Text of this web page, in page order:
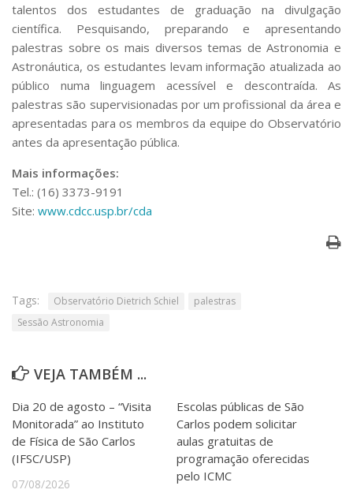
talentos dos estudantes de graduação na divulgação
científica. Pesquisando, preparando e apresentando
palestras sobre os mais diversos temas de Astronomia e
Astronáutica, os estudantes levam informação atualizada ao
público numa linguagem acessível e descontraída. As
palestras são supervisionadas por um profissional da área e
apresentadas para os membros da equipe do Observatório
antes da apresentação pública.
Mais informações:
Tel.: (16) 3373-9191
Site: www.cdcc.usp.br/cda
Tags: Observatório Dietrich Schiel
palestras
Sessão Astronomia
VEJA TAMBÉM ...
Dia 20 de agosto – “Visita
Monitorada” ao Instituto
de Física de São Carlos
(IFSC/USP)
07/08/2026
Escolas públicas de São
Carlos podem solicitar
aulas gratuitas de
programação oferecidas
pelo ICMC